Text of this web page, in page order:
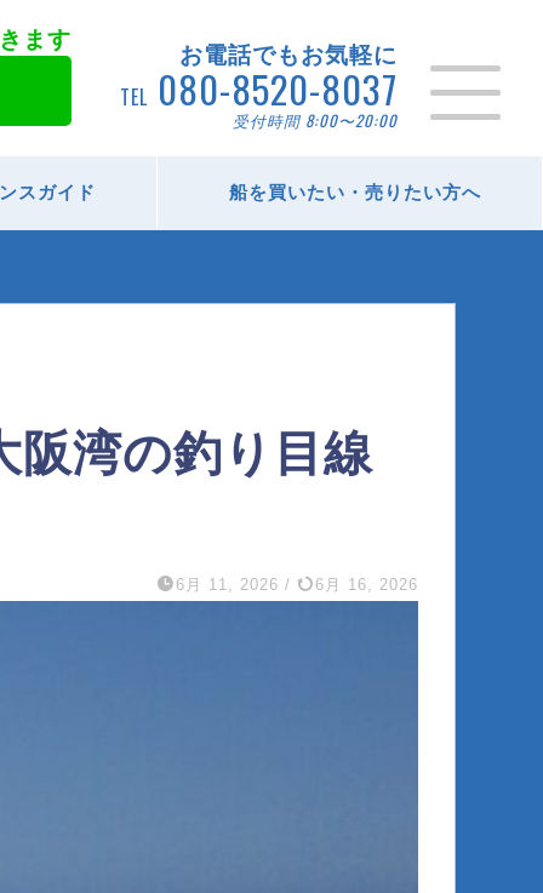
ます お電話でもお気軽に
TEL 080-8520-8037
受付時間 8:00〜20:00
スガイド 船を買いたい・売りたい方へ
阪湾の釣り目線
6月 11, 2026 / 6月 16, 2026